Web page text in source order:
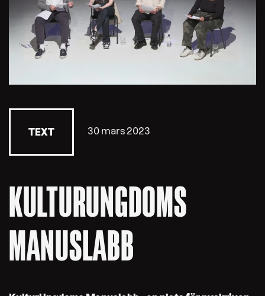
TEXT 30 mars 2023
KULTURUNGDOMS
MANUSLABB